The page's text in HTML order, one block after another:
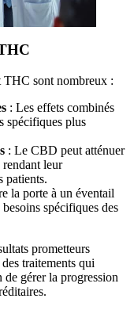
THC sont nombreux :
: Les effets combinés
spécifiques plus
: Le CBD peut atténuer
leur
patients.
la porte à un éventail
spécifiques des
prometteurs
traitements qui
gérer la progression